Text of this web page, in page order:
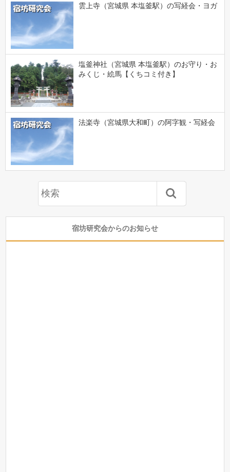
雲上寺（宮城県 本塩釜駅）の写経会・ヨガ
塩釜神社（宮城県 本塩釜駅）のお守り・お
みくじ・絵馬【くちコミ付き】
法楽寺（宮城県大和町）の阿字観・写経会
宿坊研究会からのお知らせ